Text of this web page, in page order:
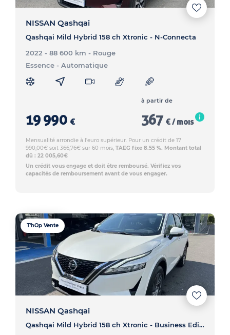
NISSAN Qashqai
Qashqai Mild Hybrid 158 ch Xtronic - N-Connecta
2022 - 88 600 km - Rouge
Essence - Automatique
19 990 €
à partir de
367 € / mois
Mensualité arrondie à l'euro supérieur. Pour un crédit de 17
990,00€ soit 366,76€ sur 60 mois, TAEG fixe 8.55 %. Montant total
dû : 22 005,60€
Un crédit vous engage et doit être remboursé. Vérifiez vos
capacités de remboursement avant de vous engager.
T'hOp Vente
NISSAN Qashqai
Qashqai Mild Hybrid 158 ch Xtronic - Business Edition